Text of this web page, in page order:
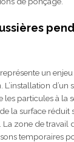
un
d’un
les particules à la
la surface réduit
La zone de travail
temporaires